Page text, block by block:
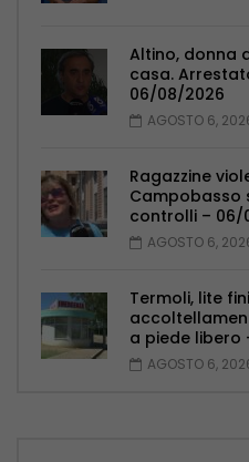
Altino, donna
casa.
06/08/2026
AGOSTO 6,
Ragazzine
Campobasso
controlli – 06/
AGOSTO 6,
Termoli, lite
a piede libero
AGOSTO 6,